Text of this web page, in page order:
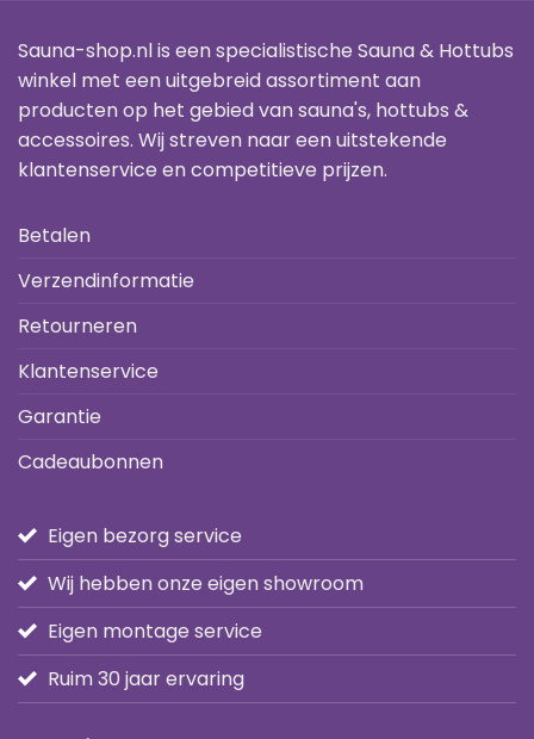
Sauna-shop.nl is een specialistische Sauna & Hottubs
winkel met een uitgebreid assortiment aan
producten op het gebied van sauna's, hottubs &
accessoires. Wij streven naar een uitstekende
klantenservice en competitieve prijzen.
Betalen
Verzendinformatie
Retourneren
Klantenservice
Garantie
Cadeaubonnen
Eigen bezorg service
Wij hebben onze eigen showroom
Eigen montage service
Ruim 30 jaar ervaring